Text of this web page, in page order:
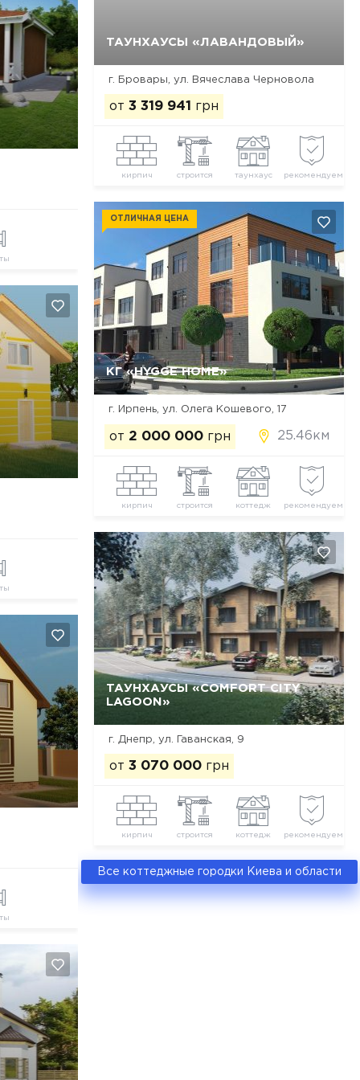
ТАУНХАУСЫ «ЛАВАНДОВЫЙ»
г. Бровары, ул. Вячеслава Черновола
от 3 319 941 грн
кирпич строится таунхаус рекомендуем
Да, удалить Отмена
КГ «HYGGE HOME»
ОТЛИЧНАЯ ЦЕНА
г. Ирпень, ул. Олега Кошевого, 17
от 2 000 000 грн 25.46км
кирпич строится коттедж рекомендуем
Да, удалить Отмена
ТАУНХАУСЫ «COMFORT CITY
LAGOON»
г. Днепр, ул. Гаванская, 9
от 3 070 000 грн
кирпич строится коттедж рекомендуем
Все коттеджные городки Киева и области